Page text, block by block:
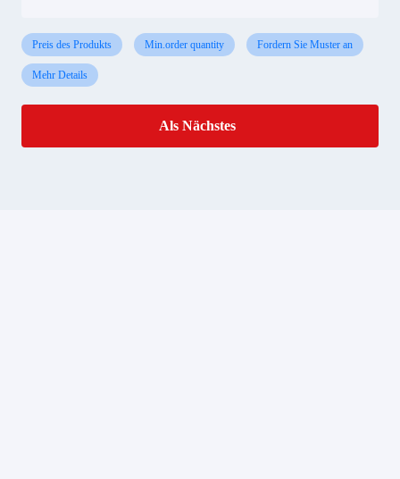
Preis des Produkts Min.order quantity Fordern Sie Muster an
Mehr Details
Als Nächstes